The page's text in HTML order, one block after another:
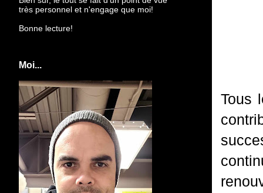
Tous
très personnel et n'engage que moi!
Bonne lecture!
Moi...